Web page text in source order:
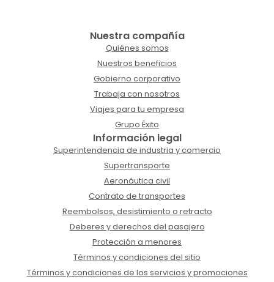
Nuestra compañía
Quiénes somos
Nuestros beneficios
Gobierno corporativo
Trabaja con nosotros
Viajes para tu empresa
Grupo Éxito
Información legal
Superintendencia de industria y comercio
Supertransporte
Aeronáutica civil
Contrato de transportes
Reembolsos, desistimiento o retracto
Deberes y derechos del pasajero
Protección a menores
Términos y condiciones del sitio
Términos y condiciones de los servicios y promociones